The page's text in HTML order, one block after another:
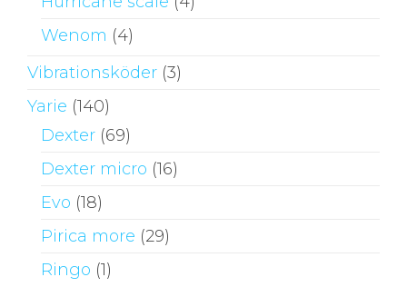
Wenom (4)
Vibrationsköder (3)
Yarie (140)
Dexter (69)
Dexter micro (16)
Evo (18)
Pirica more (29)
Ringo (1)